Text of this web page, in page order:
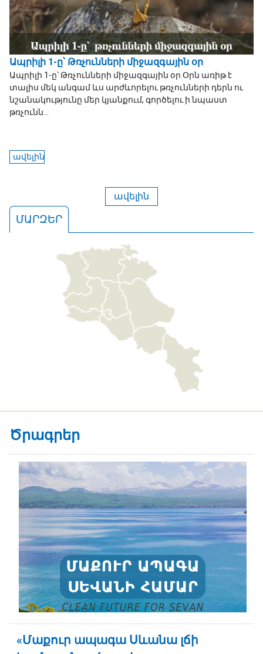
Ապրիլի 1-ը՝ Թռչունների միջազգային օր
Ապրիլի 1-ը՝ Թռչունների միջազգային օր Օրն առիթ է
տալիս մեկ անգամ ևս արժևորելու թռչունների դերն ու
նշանակությունը մեր կյանքում, գործելու ի նպաստ
թռչունն...
ավելին
ավելին
ՄԱՐԶԵՐ
Ծրագրեր
«Մաքուր ապագա Սևանա լճի